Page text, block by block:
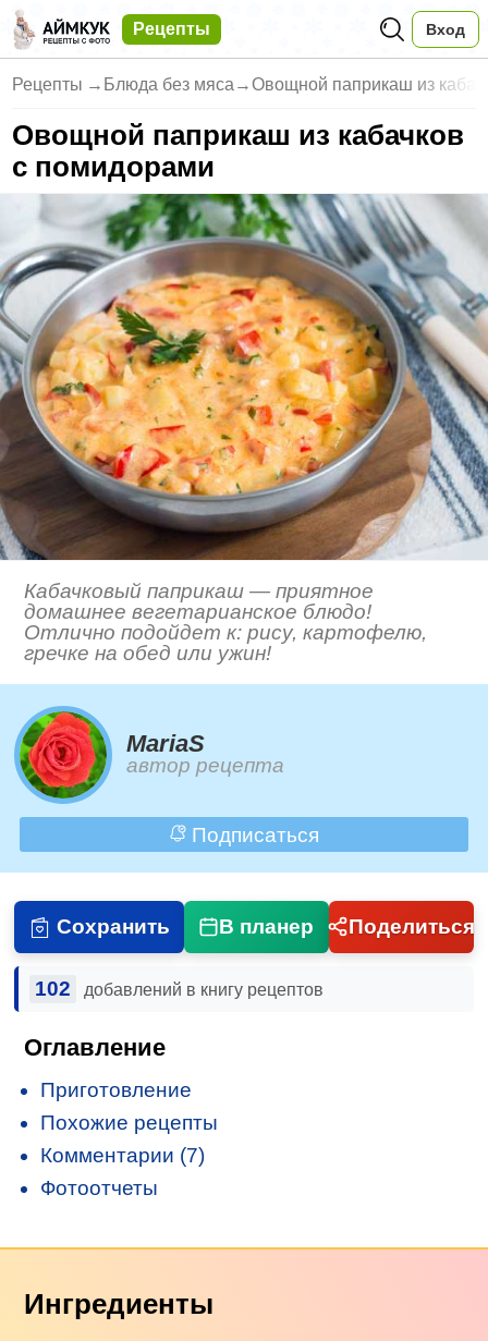
Рецепты Вход
Рецепты → Блюда без мяса →Овощной паприкаш из
Овощной паприкаш из кабачков
с помидорами
Кабачковый паприкаш — приятное
домашнее вегетарианское блюдо!
Отлично подойдет к: рису, картофелю,
гречке на обед или ужин!
MariaS
автор рецепта
Подписаться
Сохранить В планер Поделиться
102 добавлений в книгу рецептов
Оглавление
Приготовление
Похожие рецепты
Комментарии (7)
Фотоотчеты
Ингредиенты